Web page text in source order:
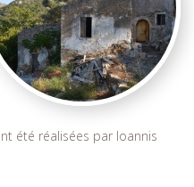
été réalisées par Ioannis